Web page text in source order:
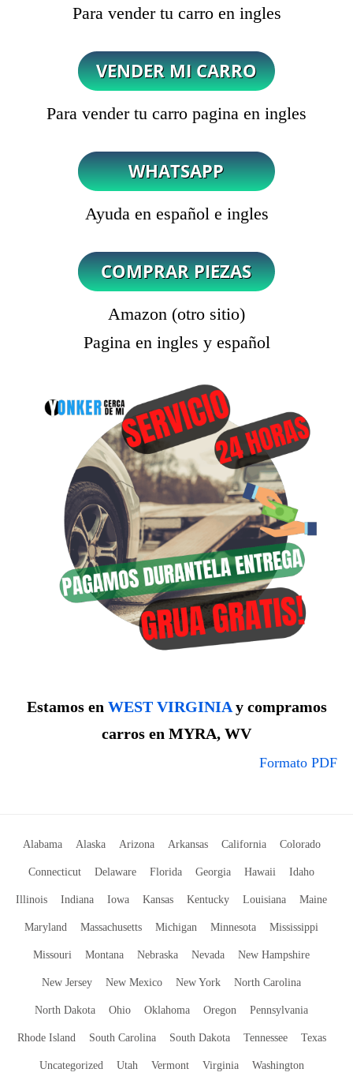
Para vender tu carro en ingles
Para vender tu carro pagina en ingles
Ayuda en español e ingles
Amazon (otro sitio)
Pagina en ingles y español
Estamos en WEST VIRGINIAy compramos
carros en MYRA, WV
Formato PDF
Alabama Alaska Arizona Arkansas California Colorado
Connecticut Delaware Florida Georgia Hawaii Idaho
Illinois Indiana Iowa Kansas Kentucky Louisiana Maine
Maryland Massachusetts Michigan Minnesota Mississippi
Missouri Montana Nebraska Nevada New Hampshire
New Jersey New Mexico New York North Carolina
North Dakota Ohio Oklahoma Oregon Pennsylvania
Rhode Island South Carolina South Dakota Tennessee Texas
Uncategorized Utah Vermont Virginia Washington